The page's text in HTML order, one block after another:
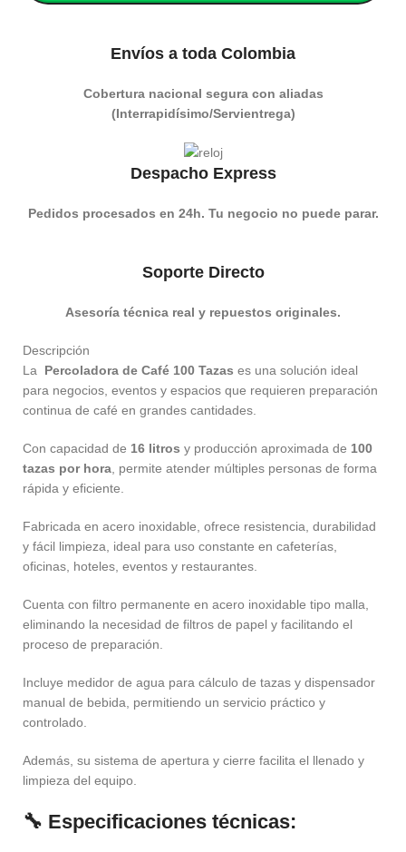
Envíos a toda Colombia
Cobertura nacional segura con aliadas
(Interrapidísimo/Servientrega)
Despacho Express
Pedidos procesados en 24h. Tu negocio no puede parar.
Soporte Directo
Asesoría técnica real y repuestos originales.
Descripción
La Percoladora de Café 100 Tazas es una solución ideal
para negocios, eventos y espacios que requieren preparación
continua de café en grandes cantidades.
Con capacidad de 16 litros y producción aproximada de 100
tazas por hora, permite atender múltiples personas de forma
rápida y eficiente.
Fabricada en acero inoxidable, ofrece resistencia, durabilidad
y fácil limpieza, ideal para uso constante en cafeterías,
oficinas, hoteles, eventos y restaurantes.
Cuenta con filtro permanente en acero inoxidable tipo malla,
eliminando la necesidad de filtros de papel y facilitando el
proceso de preparación.
Incluye medidor de agua para cálculo de tazas y dispensador
manual de bebida, permitiendo un servicio práctico y
controlado.
Además, su sistema de apertura y cierre facilita el llenado y
limpieza del equipo.
🔧 Especificaciones técnicas: